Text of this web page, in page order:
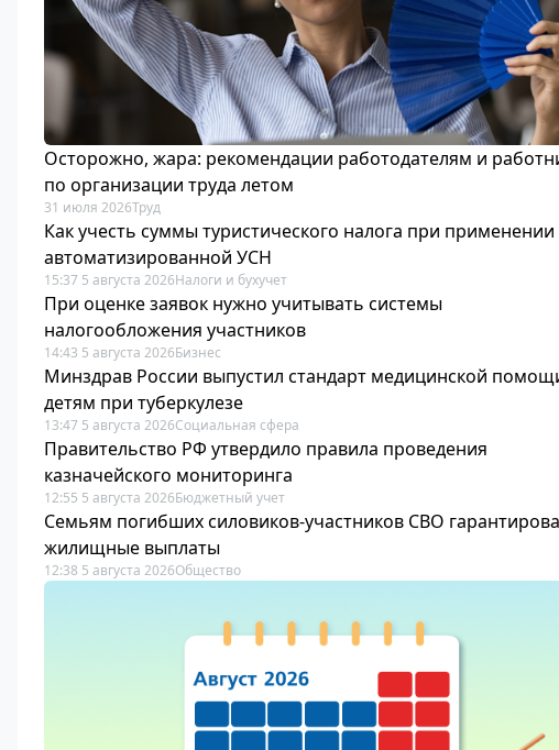
Осторожно, жара: рекомендации работодателям и
по организации труда летом
31 июля 2026Труд
Как учесть суммы туристического налога при применении
автоматизированной УСН
15:37 5 августа 2026Налоги и бухучет
При оценке заявок нужно учитывать системы
налогообложения участников
14:43 5 августа 2026Бизнес
Минздрав России выпустил стандарт медицинской
детям при туберкулезе
13:47 5 августа 2026Социальная сфера
Правительство РФ утвердило правила проведения
казначейского мониторинга
12:55 5 августа 2026Бюджетный учет
Семьям погибших силовиков-участников СВО
жилищные выплаты
12:38 5 августа 2026Общество